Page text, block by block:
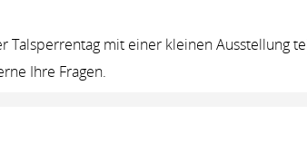
Talsperrentag mit einer kleinen Ausstellung
Ihre Fragen.